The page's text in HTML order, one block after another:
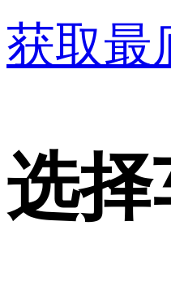
获取最
选择